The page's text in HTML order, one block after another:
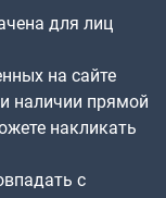
для лиц
на сайте
наличии прямой
накликать
с